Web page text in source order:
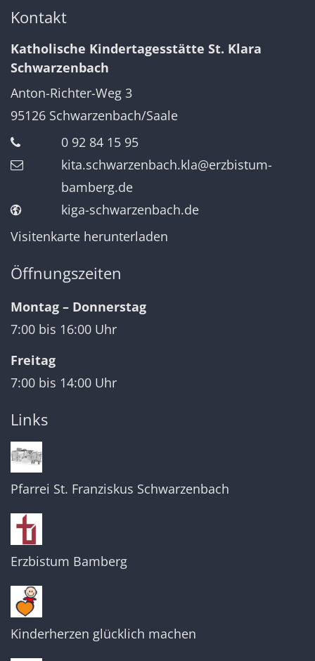
Kontakt
Katholische Kindertagesstätte St. Klara
Schwarzenbach
Anton-Richter-Weg 3
95126 Schwarzenbach/Saale
0 92 84 15 95
kita.schwarzenbach.kla@erzbistum-
bamberg.de
kiga-schwarzenbach.de
Visitenkarte herunterladen
Öffnungszeiten
Montag – Donnerstag
7:00 bis 16:00 Uhr
Freitag
7:00 bis 14:00 Uhr
Links
Pfarrei St. Franziskus Schwarzenbach
Erzbistum Bamberg
Kinderherzen glücklich machen